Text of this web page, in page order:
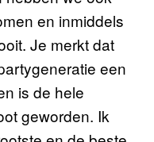
en inmiddels
Je merkt dat
een
is de hele
geworden. Ik